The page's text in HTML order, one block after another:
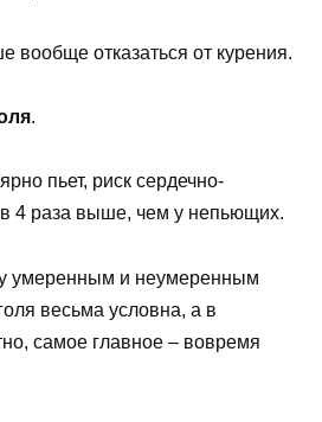
вообще отказаться от курения.
.
пьет, риск сердечно-
4 раза выше, чем у непьющих.
умеренным и неумеренным
весьма условна, а в
самое главное – вовремя